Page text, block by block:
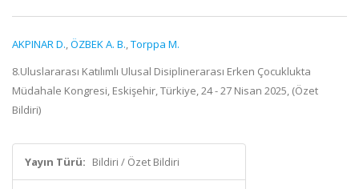
AKPINAR D.,ÖZBEK A. B.,Torppa M.
8.Uluslararası Katılımlı Ulusal Disiplinerarası Erken Çocuklukta
Müdahale Kongresi, Eskişehir, Türkiye, 24 - 27 Nisan 2025, (Özet
Bildiri)
Yayın Türü: Bildiri / Özet Bildiri